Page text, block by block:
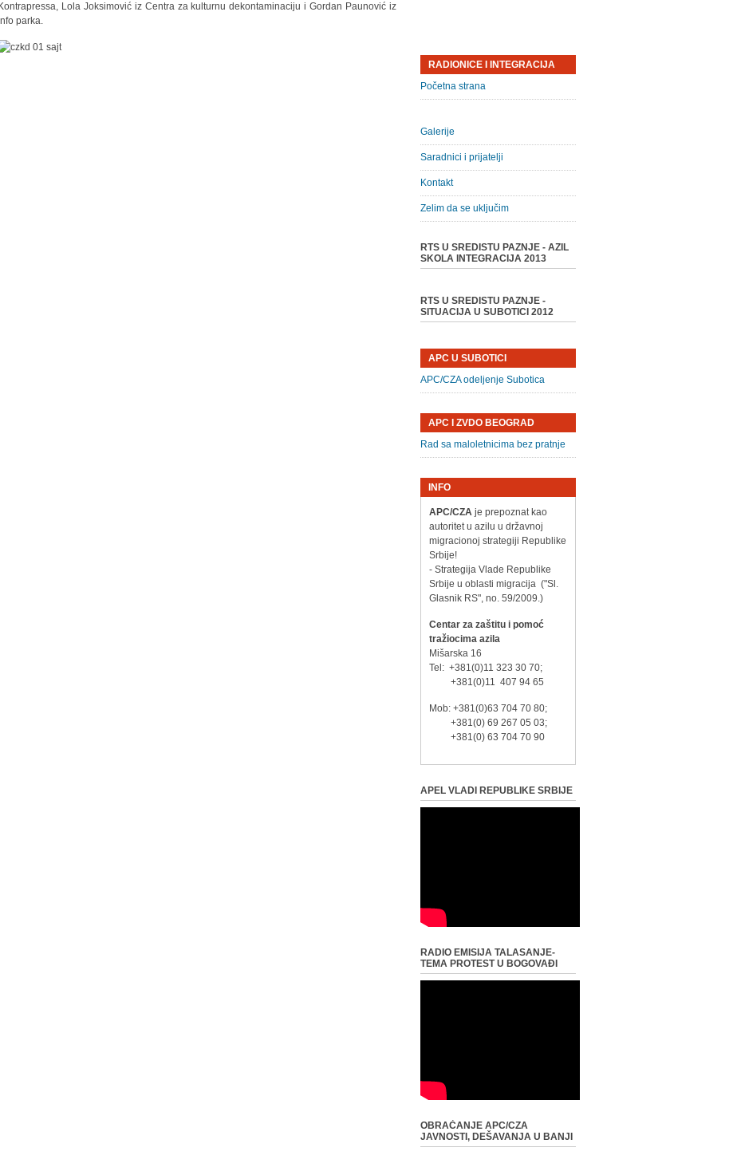
Kontrapressa, Lola Joksimović iz Centra za kulturnu dekontaminaciju i Gordan Paunović iz
Info parka.
RADIONICE I INTEGRACIJA
Početna strana
Galerije
Saradnici i prijatelji
Kontakt
Zelim da se uključim
RTS U SREDISTU PAZNJE - AZIL
SKOLA INTEGRACIJA 2013
RTS U SREDISTU PAZNJE -
SITUACIJA U SUBOTICI 2012
APC U SUBOTICI
APC/CZA odeljenje Subotica
APC I ZVDO BEOGRAD
Rad sa maloletnicima bez pratnje
INFO
APC/CZAje prepoznat kao
autoritet u azilu u državnoj
migracionoj strategiji Republike
Srbije!
- Strategija Vlade Republike
Srbije u oblasti migracija ("Sl.
Glasnik RS", no. 59/2009.)
Centar za zaštitu i pomoć
tražiocima azila
Mišarska 16
Tel: +381(0)11 323 30 70;
+381(0)11 407 94 65
Mob: +381(0)63 704 70 80;
+381(0) 69 267 05 03;
+381(0) 63 704 70 90
APEL VLADI REPUBLIKE SRBIJE
RADIO EMISIJA TALASANJE-
TEMA PROTEST U BOGOVAĐI
OBRAĆANJE APC/CZA
JAVNOSTI, DEŠAVANJA U BANJI